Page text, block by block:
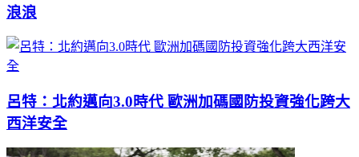
浪浪
呂特：北約邁向3.0時代 歐洲加碼國防投資強化跨大
西洋安全